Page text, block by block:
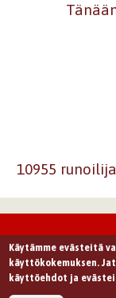
10955
Käytämme evästeitä
käyttökokemuksen.
käyttöehdot ja